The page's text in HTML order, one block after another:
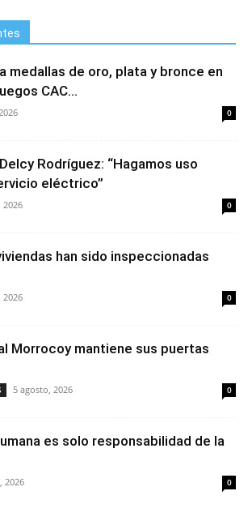
medallas de oro, plata y bronce en
CAC...
0
Rodríguez: “Hagamos uso
eléctrico”
2026 0
han sido inspeccionadas
2026 0
Morrocoy mantiene sus puertas
5 agosto, 2026 0
es solo responsabilidad de la
2026 0